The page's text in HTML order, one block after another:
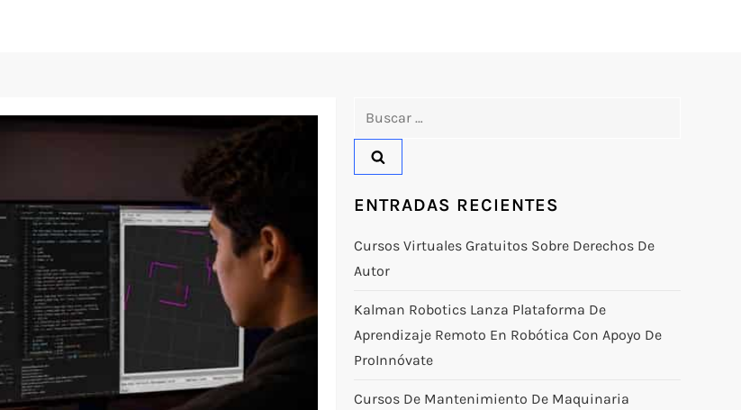
ENTRADAS RECIENTES
Cursos Virtuales Gratuitos Sobre Derechos De
Autor
Kalman Robotics Lanza Plataforma De
Aprendizaje Remoto En Robótica Con Apoyo De
ProInnóvate
Cursos De Mantenimiento De Maquinaria